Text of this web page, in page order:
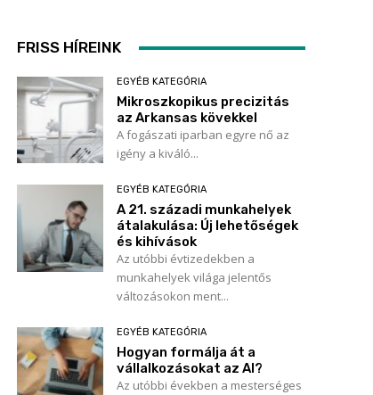
FRISS HÍREINK
EGYÉB KATEGÓRIA
Mikroszkopikus precizitás
az Arkansas kövekkel
A fogászati iparban egyre nő az
igény a kiváló...
EGYÉB KATEGÓRIA
A 21. századi munkahelyek
átalakulása: Új lehetőségek
és kihívások
Az utóbbi évtizedekben a
munkahelyek világa jelentős
változásokon ment...
EGYÉB KATEGÓRIA
Hogyan formálja át a
vállalkozásokat az AI?
Az utóbbi években a mesterséges